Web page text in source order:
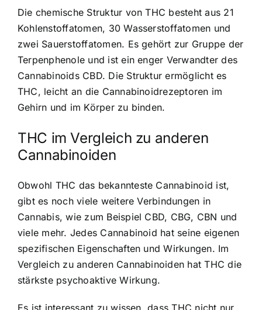
Die chemische Struktur von THC besteht aus 21
Kohlenstoffatomen, 30 Wasserstoffatomen und
zwei Sauerstoffatomen. Es gehört zur Gruppe der
Terpenphenole und ist ein enger Verwandter des
Cannabinoids CBD. Die Struktur ermöglicht es
THC, leicht an die Cannabinoidrezeptoren im
Gehirn und im Körper zu binden.
THC im Vergleich zu anderen
Cannabinoiden
Obwohl THC das bekannteste Cannabinoid ist,
gibt es noch viele weitere Verbindungen in
Cannabis, wie zum Beispiel CBD, CBG, CBN und
viele mehr. Jedes Cannabinoid hat seine eigenen
spezifischen Eigenschaften und Wirkungen. Im
Vergleich zu anderen Cannabinoiden hat THC die
stärkste psychoaktive Wirkung.